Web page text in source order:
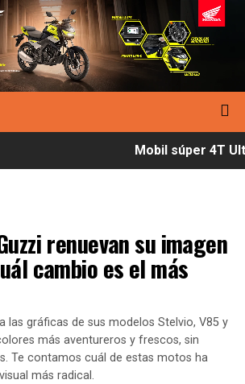
Mobil súper 4T
renuevan su imagen
cambio es el más
las gráficas de sus modelos Stelvio, V85 y
más aventureros y frescos, sin
Te contamos cuál de estas motos ha
más radical.